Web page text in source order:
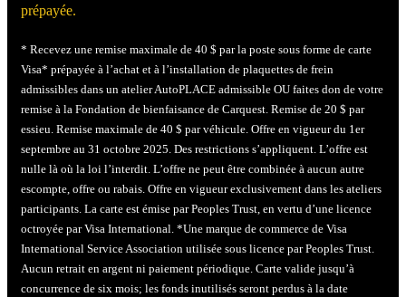
prépayée.
* Recevez une remise maximale de 40 $ par la poste sous forme de carte
Visa* prépayée à l’achat et à l’installation de plaquettes de frein
admissibles dans un atelier AutoPLACE admissible OU faites don de votre
remise à la Fondation de bienfaisance de Carquest. Remise de 20 $ par
essieu. Remise maximale de 40 $ par véhicule. Offre en vigueur du 1er
septembre au 31 octobre 2025. Des restrictions s’appliquent. L’offre est
nulle là où la loi l’interdit. L’offre ne peut être combinée à aucun autre
escompte, offre ou rabais. Offre en vigueur exclusivement dans les ateliers
participants. La carte est émise par Peoples Trust, en vertu d’une licence
octroyée par Visa International. *Une marque de commerce de Visa
International Service Association utilisée sous licence par Peoples Trust.
Aucun retrait en argent ni paiement périodique. Carte valide jusqu’à
concurrence de six mois; les fonds inutilisés seront perdus à la date